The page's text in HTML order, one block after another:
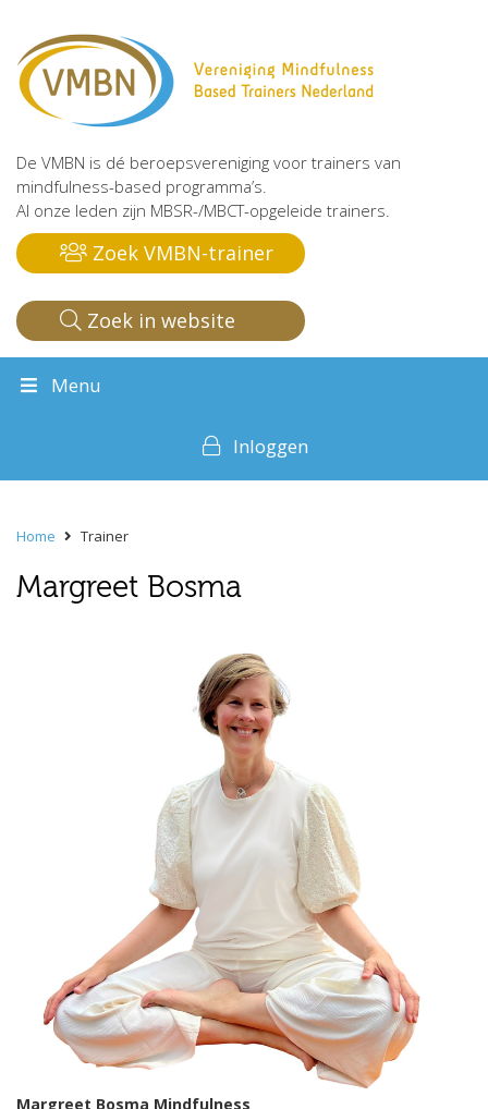
De VMBN is dé beroepsvereniging voor trainers van
mindfulness-based programma’s.
Al onze leden zijn MBSR-/MBCT-opgeleide trainers.
Zoek VMBN-trainer
Zoek in website
Menu
Inloggen
Home Trainer
Margreet Bosma
Margreet Bosma Mindfulness